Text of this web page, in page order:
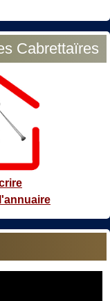
Cabrettaïres